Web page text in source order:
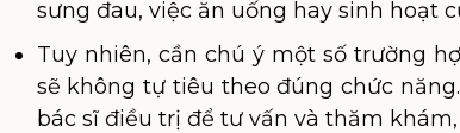
sưng đau, việc ăn uống hay sinh hoạt
Tuy nhiên, cần chú ý một số trường
sẽ không tự tiêu theo đúng chức
bác sĩ điều trị để tư vấn và thăm